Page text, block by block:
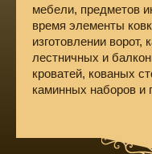
мебели, предметов
время элементы
изготовлении ворот,
лестничных и
кроватей, кованых
каминных наборов и